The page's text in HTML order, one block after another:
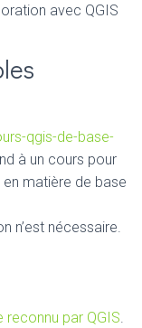
avec QGIS
qgis-de-base-
à un cours pour
matière de base
n’est nécessaire.
reconnu par QGIS.